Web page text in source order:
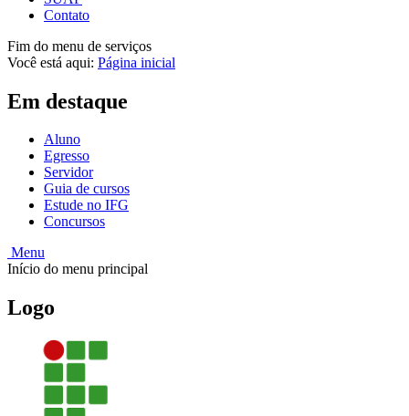
Contato
Fim do menu de serviços
Você está aqui: Página inicial
Em destaque
Aluno
Egresso
Servidor
Guia de cursos
Estude no IFG
Concursos
Menu
Início do menu principal
Logo